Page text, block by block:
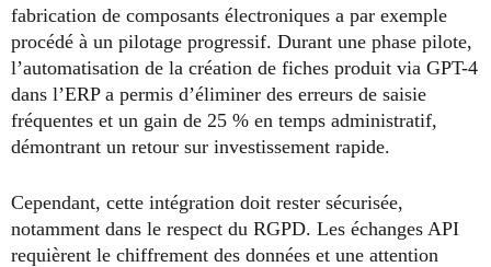
fabrication de composants électroniques a par exemple
procédé à un pilotage progressif. Durant une phase pilote,
l’automatisation de la création de fiches produit via GPT-4
dans l’ERP a permis d’éliminer des erreurs de saisie
fréquentes et un gain de 25 % en temps administratif,
démontrant un retour sur investissement rapide.
Cependant, cette intégration doit rester sécurisée,
notamment dans le respect du RGPD. Les échanges API
requièrent le chiffrement des données et une attention